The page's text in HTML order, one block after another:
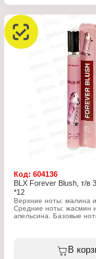
Группа ароматов:
Объем: 35 мл
Код: 604136
BLX Forever Blush, т/в
*12
Верхние ноты: малина
Средние ноты: жасмин
апельсина. Базовые
Тип товара: туалетная
Назначение: женская
В